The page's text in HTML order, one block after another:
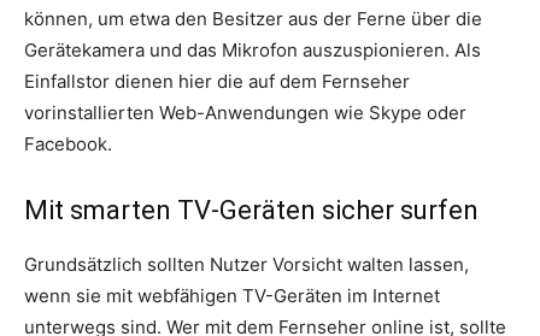
können, um etwa den Besitzer aus der Ferne über die
Gerätekamera und das Mikrofon auszuspionieren. Als
Einfallstor dienen hier die auf dem Fernseher
vorinstallierten Web-Anwendungen wie Skype oder
Facebook.
Mit smarten TV-Geräten sicher surfen
Grundsätzlich sollten Nutzer Vorsicht walten lassen,
wenn sie mit webfähigen TV-Geräten im Internet
unterwegs sind. Wer mit dem Fernseher online ist, sollte